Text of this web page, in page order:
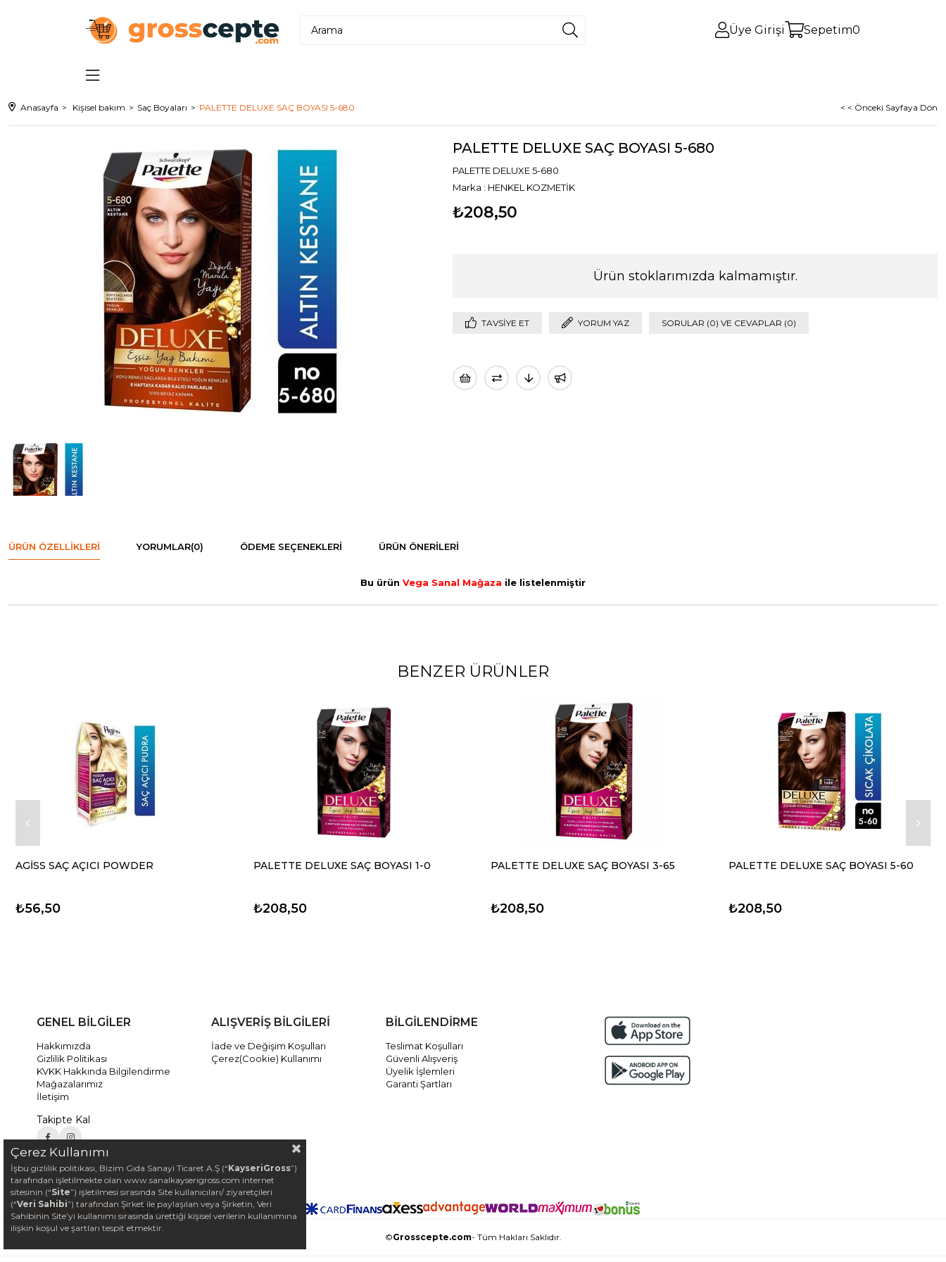
Üye Girişi Sepetim0
Anasayfa Kişisel bakım Saç Boyaları PALETTE DELUXE SAÇ BOYASI 5-680 < < Önceki Sayfaya Dön
PALETTE DELUXE SAÇ BOYASI 5-680
PALETTE DELUXE 5-680
Marka : HENKEL KOZMETİK
₺208,50
Ürün stoklarımızda kalmamıştır.
TAVSIYE ET YORUM YAZ SORULAR (0) VE CEVAPLAR (0)
ÜRÜN ÖZELLIKLERI YORUMLAR(0) ÖDEME SEÇENEKLERI ÜRÜN ÖNERILERI
Bu ürün Vega Sanal Mağaza ile listelenmiştir
BENZER ÜRÜNLER
AGİSS SAÇ AÇICI POWDER
₺56,50
PALETTE DELUXE SAÇ BOYASI 1-0
₺208,50
PALETTE DELUXE SAÇ BOYASI 3-65
₺208,50
PALETTE DELUXE SAÇ BOYASI 5-60
₺208,50
GENEL BİLGİLER
Hakkımızda
Gizlilik Politikası
KVKK Hakkında Bilgilendirme
Mağazalarımız
İletişim
Takipte Kal
ALIŞVERİŞ BİLGİLERİ
İade ve Değişim Koşulları
Çerez(Cookie) Kullanımı
BİLGİLENDİRME
Teslimat Koşulları
Güvenli Alışveriş
Üyelik İşlemleri
Garanti Şartları
©Grosscepte.com- Tüm Hakları Saklıdır.
Çerez Kullanımı
İşbu gizlilik politikası, Bizim Gıda Sanayi Ticaret A.Ş (“KayseriGross”)
tarafından işletilmekte olan www.sanalkayserigross.com internet
sitesinin (“Site”) işletilmesi sırasında Site kullanıcıları/ ziyaretçileri
(“Veri Sahibi”) tarafından Şirket ile paylaşılan veya Şirketin, Veri
Sahibinin Site’yi kullanımı sırasında ürettiği kişisel verilerin kullanımına
ilişkin koşul ve şartları tespit etmektir.